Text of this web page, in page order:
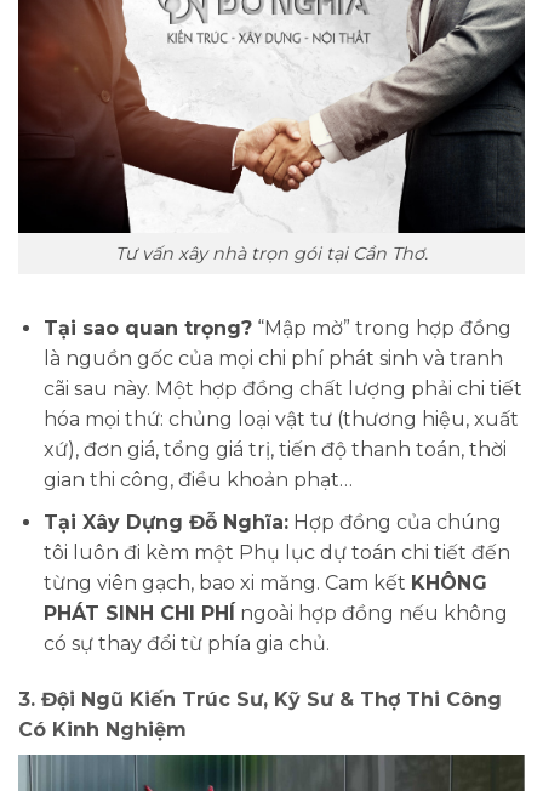
Tư vấn xây nhà trọn gói tại Cần Thơ.
Tại sao quan trọng?“Mập mờ” trong hợp đồng
là nguồn gốc của mọi chi phí phát sinh và tranh
cãi sau này. Một hợp đồng chất lượng phải chi tiết
hóa mọi thứ: chủng loại vật tư (thương hiệu, xuất
xứ), đơn giá, tổng giá trị, tiến độ thanh toán, thời
gian thi công, điều khoản phạt…
Tại Xây Dựng Đỗ Nghĩa:Hợp đồng của chúng
tôi luôn đi kèm một Phụ lục dự toán chi tiết đến
từng viên gạch, bao xi măng. Cam kết KHÔNG
PHÁT SINH CHI PHÍ ngoài hợp đồng nếu không
có sự thay đổi từ phía gia chủ.
3. Đội Ngũ Kiến Trúc Sư, Kỹ Sư & Thợ Thi Công
Có Kinh Nghiệm